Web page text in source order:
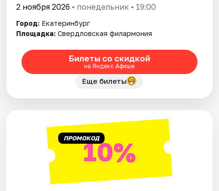
2 ноября 2026 • понедельник • 19:00
Город: Екатеринбург
Площадка: Свердловская филармония
Билеты со скидкой
на Яндекс Афише
Еще билеты
ПРОМОКОД10%